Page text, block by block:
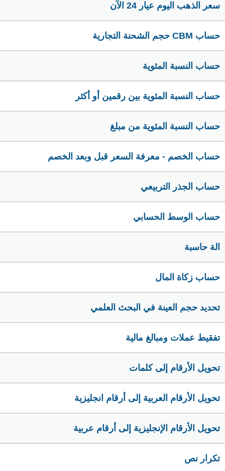
سعر الذهب اليوم عيار 24 الآن
حساب CBM حجم الشحنة التجارية
حساب النسبة المئوية
حساب النسبة المئوية بين رقمين أو أكثر
حساب النسبة المئوية من مبلغ
حساب الخصم - معرفة السعر قبل وبعد الخصم
حساب الجذر التربيعي
حساب الوسط الحسابي
الة حاسبة
حساب زكاة المال
تحديد حجم العينة في البحث العلمي
تفقيط عملات ومبالغ مالية
تحويل الأرقام إلى كلمات
تحويل الأرقام العربية إلى أرقام انجليزية
تحويل الأرقام الإنجليزية إلى أرقام عربية
تكرار نص